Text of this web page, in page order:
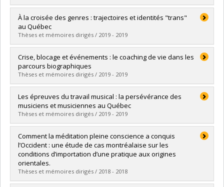
Lien vers le document dans Papyrus
Graduate : Gervais, Elise
Cycle :Master's
Grade :M. Sc.
Lien vers le document dans Papyrus
À la croisée des genres : trajectoires et identités "trans"
au Québec
Thèses et mémoires dirigés / 2019 - 2019
Graduate :Chiasson-Levesque, Isabelle
Cycle :Master's
Grade :M. Sc.
Lien vers le document dans Papyrus
Crise, blocage et événements : le coaching de vie dans les
parcours biographiques
Thèses et mémoires dirigés / 2019 - 2019
Graduate :Dehouche, Celia
Cycle :Master's
Grade :M. Sc.
Lien vers le document dans Papyrus
Les épreuves du travail musical : la persévérance des
musiciens et musiciennes au Québec
Thèses et mémoires dirigés / 2019 - 2019
Graduate : Lavoie-Ricard, Olivier
Cycle :Master's
Grade :M. Sc.
Lien vers le document dans Papyrus
Comment la méditation pleine conscience a conquis
l’Occident : une étude de cas montréalaise sur les
conditions d’importation d’une pratique aux origines
orientales.
Thèses et mémoires dirigés / 2018 - 2018